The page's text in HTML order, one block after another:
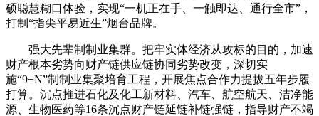
硕聪慧糊口体验，实现“一机正在手、一触即达、通行全市”，
打制“指尖平易近生”烟台品牌。
强大先辈制制业集群。把牢实体经济从攻标的目的，加速
财产根本劣势向财产链供应链协同劣势改变，深切实
施“9+N”制制业集聚培育工程，开展焦点合作力提拔五年步履
打算。沉点推进石化及化工新材料、汽车、航空航天、洁净能
源、生物医药等16条沉点财产链延链补链强链，指导财产不竭